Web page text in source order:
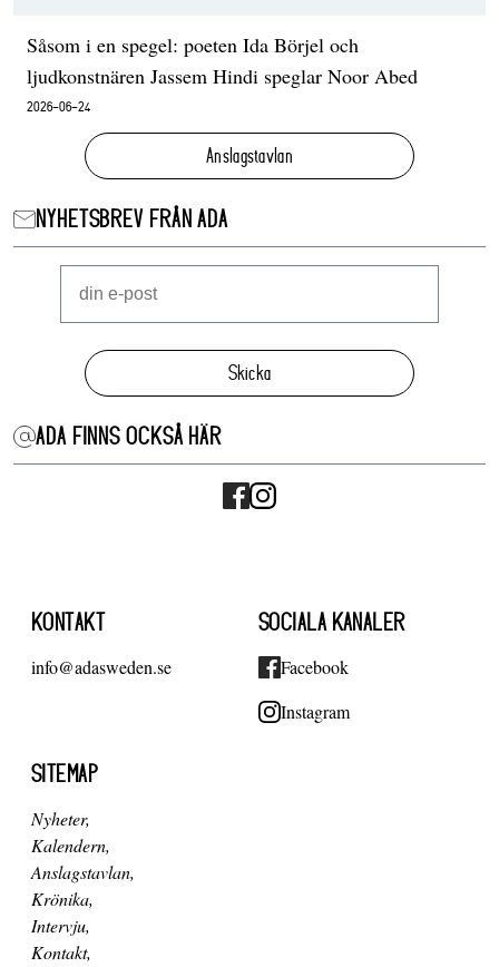
Såsom i en spegel: poeten Ida Börjel och
ljudkonstnären Jassem Hindi speglar Noor Abed
2026-06-24
Anslagstavlan
NYHETSBREV FRÅN ADA
Skicka
ADA FINNS OCKSÅ HÄR
KONTAKT
info@adasweden.se
SOCIALA KANALER
Facebook
Instagram
SITEMAP
Nyheter
Kalendern
Anslagstavlan
Krönika
Intervju
Kontakt